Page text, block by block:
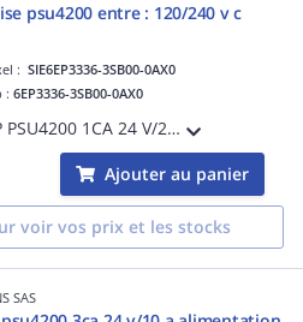
psu4200 entre : 120/240 v c
:SIE6EP3336-3SB00-0AX0
:6EP3336-3SB00-0AX0
SITOP PSU4200 1CA 24 V/20 A alimentation stabilise PSU4200 entre : 120/240 V CA sortie : 24 V CC/20 A
Ajouter au panier
voir vos prix et les stocks
SAS